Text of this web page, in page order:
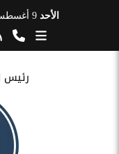
الأحد 9 أغسطس 2026
رئيس